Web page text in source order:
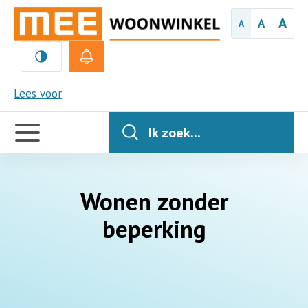
A A A
Lees voor
MEE
Handige
links
Ik zoek...
Wonen zonder
beperking